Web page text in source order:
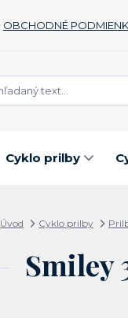
OBCHODNÉ
Cyklo prilby
Úvod Cyklo prilby
Smiley